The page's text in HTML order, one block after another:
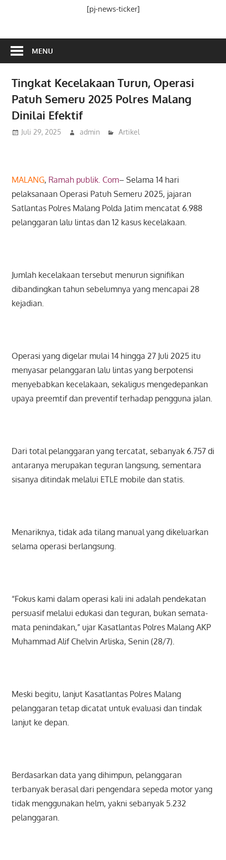
[pj-news-ticker]
MENU
Tingkat Kecelakaan Turun, Operasi
Patuh Semeru 2025 Polres Malang
Dinilai Efektif
Juli 29, 2025 admin Artikel
MALANG, Ramah publik. Com–Selama 14 hari
pelaksanaan Operasi Patuh Semeru 2025, jajaran
Satlantas Polres Malang Polda Jatim mencatat 6.988
pelanggaran lalu lintas dan 12 kasus kecelakaan.
Jumlah kecelakaan tersebut menurun signifikan
dibandingkan tahun sebelumnya yang mencapai 28
kejadian.
Operasi yang digelar mulai 14 hingga 27 Juli 2025 itu
menyasar pelanggaran lalu lintas yang berpotensi
menyebabkan kecelakaan, sekaligus mengedepankan
upaya preemtif dan preventif terhadap pengguna jalan.
Dari total pelanggaran yang tercatat, sebanyak 6.757 di
antaranya merupakan teguran langsung, sementara
sisanya ditindak melalui ETLE mobile dan statis.
Menariknya, tidak ada tilang manual yang dikeluarkan
selama operasi berlangsung.
“Fokus kami dalam operasi kali ini adalah pendekatan
persuasif melalui edukasi dan teguran, bukan semata-
mata penindakan,” ujar Kasatlantas Polres Malang AKP
Muhammad Alif Chelvin Arliska, Senin (28/7).
Meski begitu, lanjut Kasatlantas Polres Malang
pelanggaran tetap dicatat untuk evaluasi dan tindak
lanjut ke depan.
Berdasarkan data yang dihimpun, pelanggaran
terbanyak berasal dari pengendara sepeda motor yang
tidak menggunakan helm, yakni sebanyak 5.232
pelanggaran.